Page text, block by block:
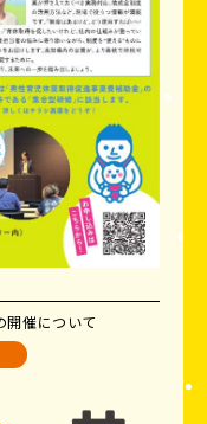
開催について